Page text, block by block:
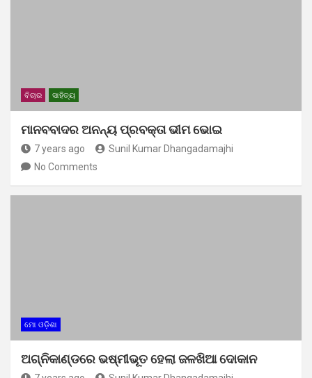
ବିଚାର ସାହିତ୍ୟ
ମାନବବାଦର ଅନନ୍ୟ ପ୍ରବକ୍ତା ଭୀମ ଭୋଇ
7 years ago
Sunil Kumar Dhangadamajhi
No Comments
ମୋ ଓଡ଼ିଶା
ଅଗ୍ନିକାଣ୍ଡରେ ଭଷ୍ମୀଭୂତ ହେଲା ଜଳଖିଆ ଦୋକାନ